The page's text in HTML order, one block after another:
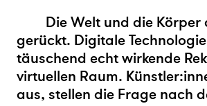
Die Welt und die
gerückt. Digitale
täuschend echt wirkende
virtuellen Raum.
aus, stellen die Frage nach